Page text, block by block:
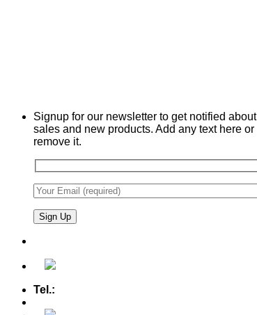
Signup for our newsletter to get notified about
sales and new products. Add any text here or
remove it.
Tel.: